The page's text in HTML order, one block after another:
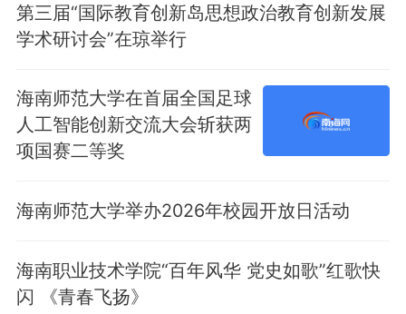
第三届“国际教育创新岛思想政治教育创新发展
学术研讨会”在琼举行
海南师范大学在首届全国足球
人工智能创新交流大会斩获两
项国赛二等奖
海南师范大学举办2026年校园开放日活动
海南职业技术学院“百年风华 党史如歌”红歌快
闪 《青春飞扬》